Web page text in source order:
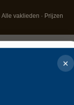
Alle vaklieden · Prijzen
×